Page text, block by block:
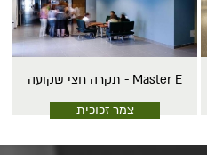
צמר זכוכית
Master E - תקרה חצי שקועה